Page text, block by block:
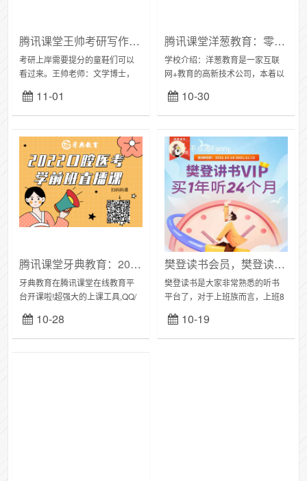
腾讯课堂王帅考研写作课：2022MBA/MPAcc写作押题神文课，40min搞定55分攻略!
考研上岸需要提分的童鞋们可以
看过来。王帅老师：文学博士，
《真题解析》主编，考研辅导专
家，江湖人称狗哥。老师介绍：
11-01
腾讯课堂洋葱教育：零基础30天玩转流利口语 系统口语能力技巧随到随学
学校介绍：洋葱教育是一家互联
网+教育的高新技术公司，本着以
的教学质量促成长，以亲民的教
学花费降门槛为办学宗旨。洋葱
10-30
腾讯课堂牙典教育：2022年口腔执业/助理医师资格考试学前班
牙典教育在腾讯课堂在线教育平
台开课啦!超强大的上课工具,QQ/
同学和你一起学习,快来腾讯课堂
关注牙典教育吧!需要报考口腔医
10-28
樊登读书会员，樊登读书VIP年卡会员 买一年听24个月
樊登读书是大家非常熟悉的听书
平台了，对于上班族而言，上班8
事占用，只能靠听书来吸取知识
的养分了。产品名称：樊登读书1
10-19